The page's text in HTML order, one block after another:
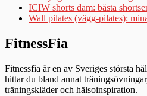
ICIW shorts dam: bästa
Wall pilates (vägg-pilates):
FitnessFia
Fitnessfia är en av Sveriges största
hittar du bland annat
träningskläder och hälsoinspiration.